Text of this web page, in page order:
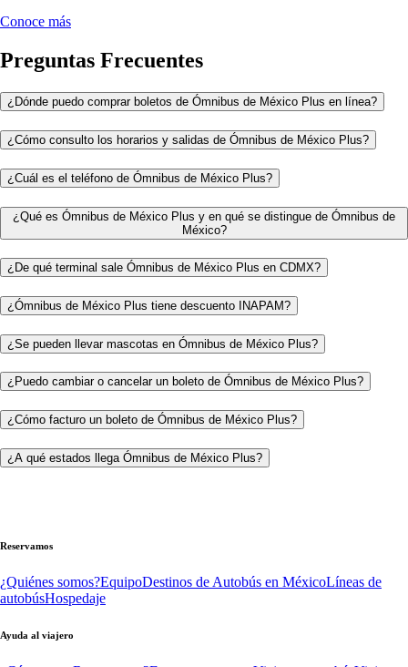
Conoce más
Preguntas Frecuentes
¿Dónde puedo comprar boletos de Ómnibus de México Plus en línea?
¿Cómo consulto los horarios y salidas de Ómnibus de México Plus?
¿Cuál es el teléfono de Ómnibus de México Plus?
¿Qué es Ómnibus de México Plus y en qué se distingue de Ómnibus de
México?
¿De qué terminal sale Ómnibus de México Plus en CDMX?
¿Ómnibus de México Plus tiene descuento INAPAM?
¿Se pueden llevar mascotas en Ómnibus de México Plus?
¿Puedo cambiar o cancelar un boleto de Ómnibus de México Plus?
¿Cómo facturo un boleto de Ómnibus de México Plus?
¿A qué estados llega Ómnibus de México Plus?
Reservamos
¿Quiénes somos?EquipoDestinos de Autobús en MéxicoLíneas de
autobúsHospedaje
Ayuda al viajero